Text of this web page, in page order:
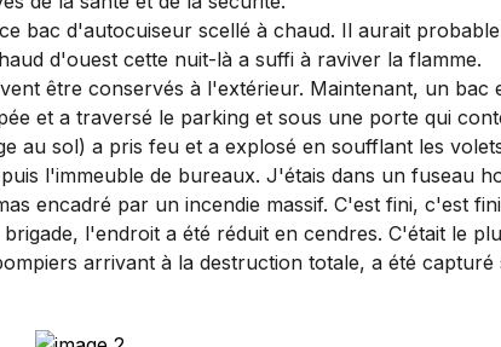
bac d'autocuiseur scellé à chaud. Il aurait
d'ouest cette nuit-là a suffi à raviver la flamme.
être conservés à l'extérieur. Maintenant, un
et a traversé le parking et sous une porte qui
au sol) a pris feu et a explosé en soufflant les
l'immeuble de bureaux. J'étais dans un fuseau
encadré par un incendie massif. C'est fini, c'est
l'endroit a été réduit en cendres. C'était le
arrivant à la destruction totale, a été